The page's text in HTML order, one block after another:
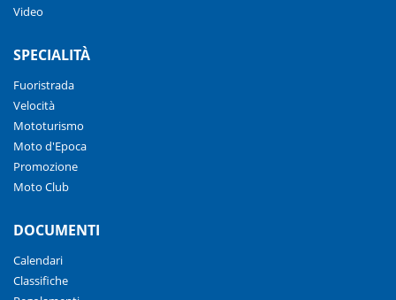
Video
SPECIALITÀ
Fuoristrada
Velocità
Mototurismo
Moto d'Epoca
Promozione
Moto Club
DOCUMENTI
Calendari
Classifiche